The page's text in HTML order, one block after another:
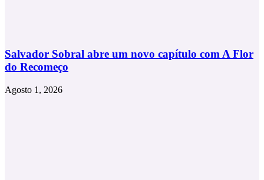
Salvador Sobral abre um novo capítulo com A Flor
do Recomeço
Agosto 1, 2026